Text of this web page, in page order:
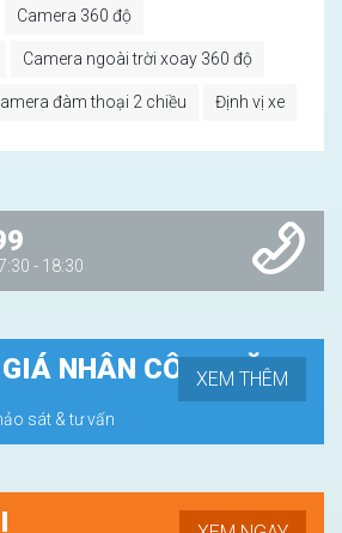
Camera 360 độ
Camera ngoài trời xoay 360 độ
đàm thoại 2 chiều Định vị xe
- 18:30
NHÂN CÔNG LẶP
sát & tư vấn
XEM THÊM